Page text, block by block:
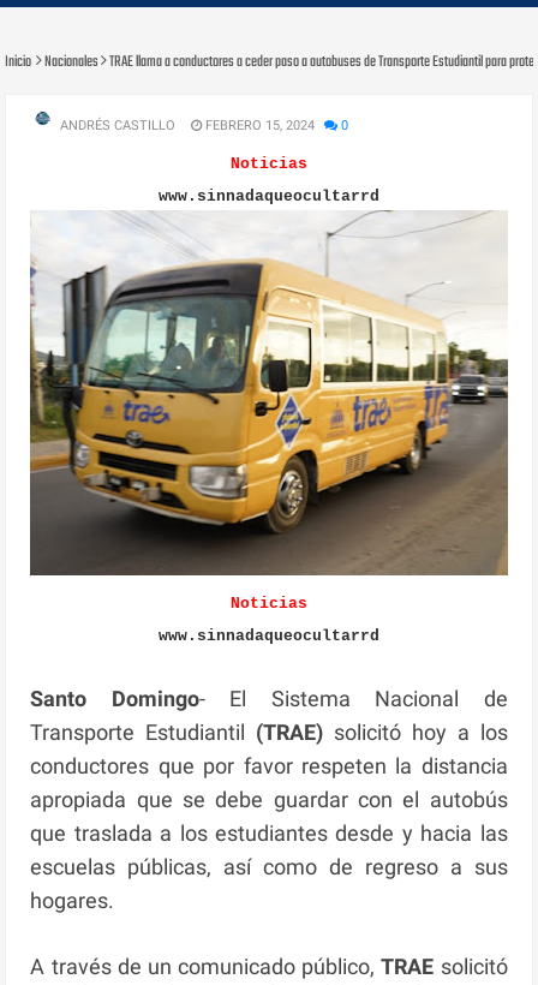
Inicio Nacionales TRAE llama a conductores a ceder paso a autobuses de Transporte Estudiantil para
ANDRÉS CASTILLO FEBRERO 15, 2024 0
Noticias
www.sinnadaqueocultarrd
Noticias
www.sinnadaqueocultarrd
Santo Domingo- El Sistema Nacional de
Transporte Estudiantil (TRAE) solicitó hoy a los
conductores que por favor respeten la distancia
apropiada que se debe guardar con el autobús
que traslada a los estudiantes desde y hacia las
escuelas públicas, así como de regreso a sus
hogares.
A través de un comunicado público,TRAE solicitó